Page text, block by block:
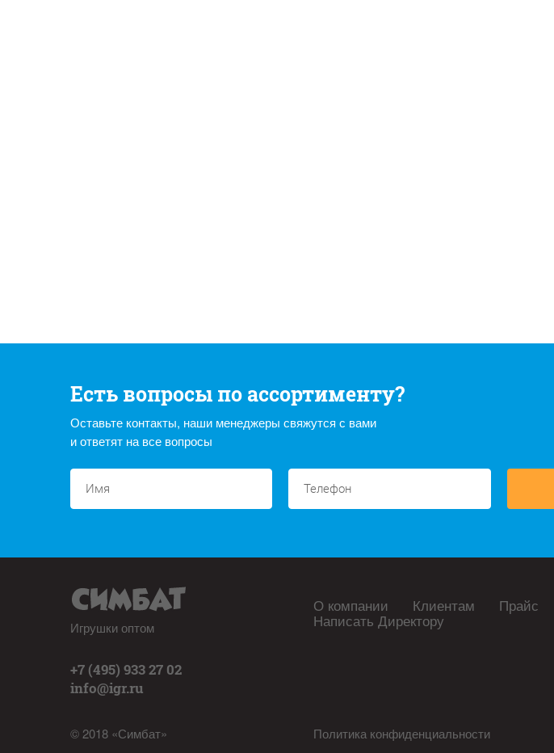
Есть вопросы по ассортименту?
Оставьте контакты, наши менеджеры свяжутся с вами
и ответят на все вопросы
Игрушки оптом
+7 (495) 933 27 02
info@igr.ru
© 2018 «Симбат»
О компании Клиентам Прайс
Написать Директору
Политика конфиденциальности